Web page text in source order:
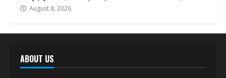
August 8, 2026
ABOUT US